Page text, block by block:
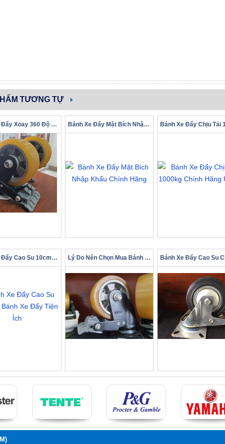
TƯƠNG TỰ
Bánh Xe Đẩy Xoay 360 Độ Chính Hãng Phân Phối Toàn Quốc Bánh Xe Đẩy Mặt Bích Nhập Khẩu Chính Hãng
Bánh Xe Đẩy Cao Su 10cm – Bánh Xe Đẩy Tiện Ích Lý Do Nên Chọn Mua Bánh Xe Chịu Lực Có Khóa